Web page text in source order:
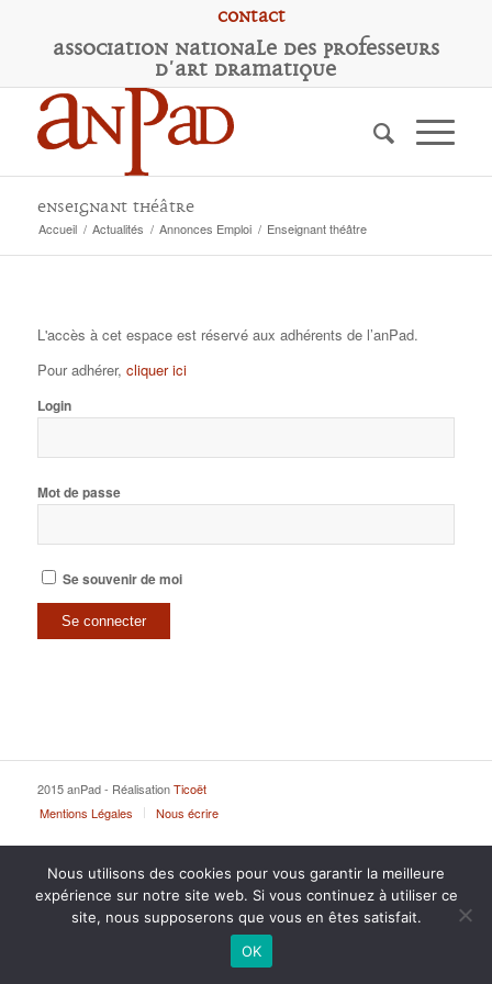
Contact
Association Nationale des Professeurs
d'Art Dramatique
Enseignant théâtre
Accueil / Actualités / Annonces Emploi / Enseignant théâtre
L'accès à cet espace est réservé aux adhérents de l’anPad.
Pour adhérer, cliquer ici
Login
Mot de passe
Se souvenir de moi
2015 anPad - RéalisationTicoët
Mentions Légales
Nous écrire
Nous utilisons des cookies pour vous garantir la meilleure
expérience sur notre site web. Si vous continuez à utiliser ce
site, nous supposerons que vous en êtes satisfait.
OK